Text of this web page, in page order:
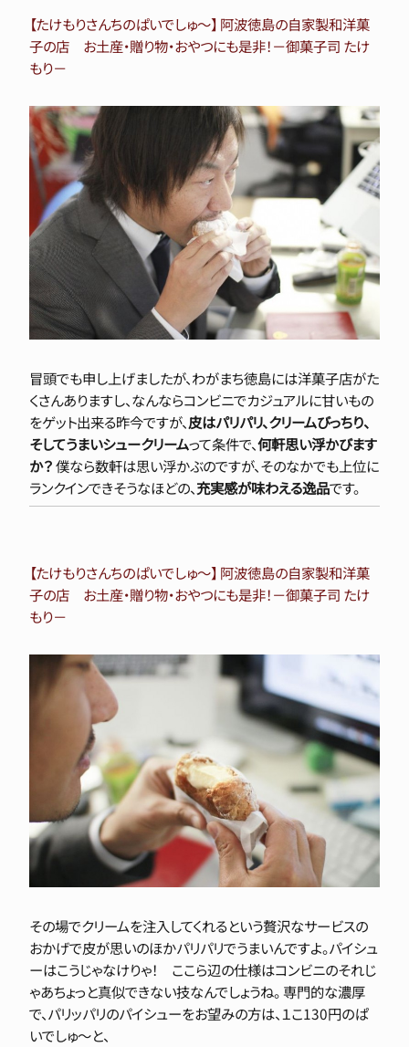
【たけもりさんちのぱいでしゅ～】 阿波徳島の自家製和洋菓
子の店 お土産・贈り物・おやつにも是非！－御菓子司 たけ
もり－
冒頭でも申し上げましたが、わがまち徳島には洋菓子店がた
くさんありますし、なんならコンビニでカジュアルに甘いもの
をゲット出来る昨今ですが、皮はパリパリ、クリームびっちり、
そしてうまいシュークリームって条件で、何軒思い浮かびます
か？僕なら数軒は思い浮かぶのですが、そのなかでも上位に
ランクインできそうなほどの、充実感が味わえる逸品です。
【たけもりさんちのぱいでしゅ～】 阿波徳島の自家製和洋菓
子の店 お土産・贈り物・おやつにも是非！－御菓子司 たけ
もり－
その場でクリームを注入してくれるという贅沢なサービスの
おかげで皮が思いのほかパリパリでうまいんですよ。パイシュ
ーはこうじゃなけりゃ！ ここら辺の仕様はコンビニのそれじ
ゃあちょっと真似できない技なんでしょうね。 専門的な濃厚
で、パリッパリのパイシューをお望みの方は、１こ130円のぱ
いでしゅ～と、